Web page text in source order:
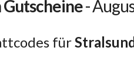
Gutscheine-
für